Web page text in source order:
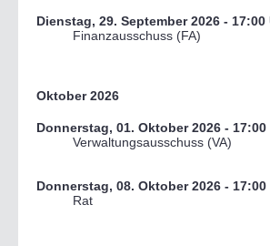
Dienstag, 29. September 2026 - 17:00
Finanzausschuss (FA)
Oktober 2026
Donnerstag, 01. Oktober 2026 - 17:00
Verwaltungsausschuss (VA)
Donnerstag, 08. Oktober 2026 - 17:00
Rat